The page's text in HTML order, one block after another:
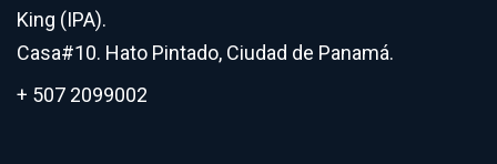
King (IPA).
Casa#10. Hato Pintado, Ciudad de Panamá.
+ 507 2099002